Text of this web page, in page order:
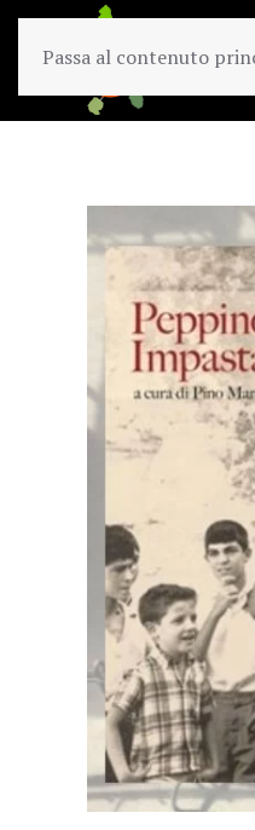
Passa al contenuto